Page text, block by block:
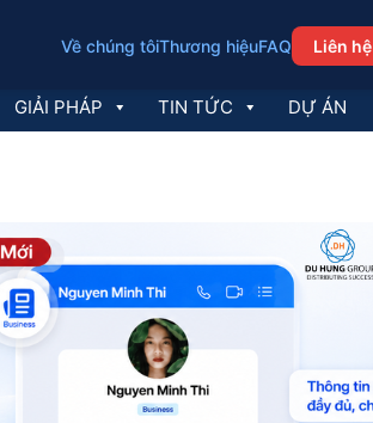
Về chúng tôiThương hiệuFAQ Liên hệ
GIẢI PHÁP TIN TỨC DỰ ÁN